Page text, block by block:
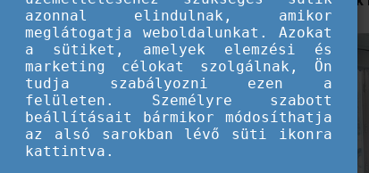
azonnal elindulnak, amikor
meglátogatja weboldalunkat. Azokat
a sütiket, amelyek elemzési és
marketing célokat szolgálnak, Ön
tudja szabályozni ezen a
felületen. Személyre szabott
beállításait bármikor módosíthatja
az alsó sarokban lévő süti ikonra
kattintva.